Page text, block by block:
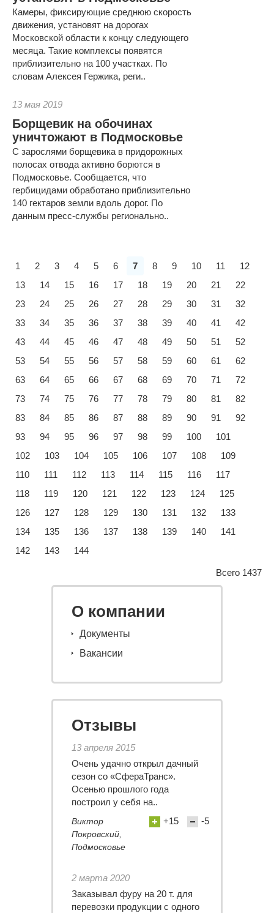
Камеры, фиксирующие среднюю скорость
движения, установят на дорогах
Московской области к концу следующего
месяца. Такие комплексы появятся
приблизительно на 100 участках. По
словам Алексея Гержика, реги..
13 мая 2019
Борщевик на обочинах
уничтожают в Подмосковье
С зарослями борщевика в придорожных
полосах отвода активно борются в
Подмосковье. Сообщается, что
гербицидами обработано приблизительно
140 гектаров земли вдоль дорог. По
данным пресс-службы регионально..
1 2 3 4 5 6 7 8 9 10 11
12
13
14 15 16 17 18 19 20 21
22
23
24 25 26 27 28 29 30 31
32
33
34 35 36 37 38 39 40 41
42
43
44 45 46 47 48 49 50 51
52
53
54 55 56 57 58 59 60 61
62
63
64 65 66 67 68 69 70 71
72
73
74 75 76 77 78 79 80 81
82
83
84 85 86 87 88 89 90 91
92
93
94 95 96 97 98 99 100
101
102
103 104 105 106 107 108
109
110
111 112 113 114 115 116
117
118
119 120 121 122 123 124
125
126
127 128 129 130 131 132
133
134
135 136 137 138 139 140
141
142
143 144
Всего 1437
О компании
Документы
Вакансии
Отзывы
13 апреля 2015
Очень удачно открыл дачный
сезон со «СфераТранс».
Осенью прошлого года
построил у себя на..
Виктор
Покровский,
Подмосковье
+15 -5
2 марта 2020
Заказывал фуру на 20 т. для
перевозки продукции с одного